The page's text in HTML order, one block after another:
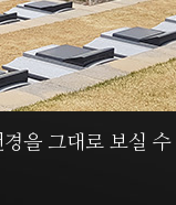
을 그대로 보실 수